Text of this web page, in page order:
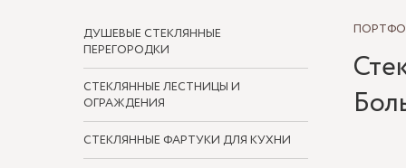
ДУШЕВЫЕ СТЕКЛЯННЫЕ
ПЕРЕГОРОДКИ
СТЕКЛЯННЫЕ ЛЕСТНИЦЫ И
ОГРАЖДЕНИЯ
СТЕКЛЯННЫЕ ФАРТУКИ ДЛЯ КУХНИ